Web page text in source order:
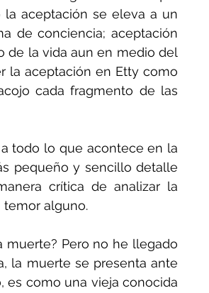
aceptación se eleva a un
de conciencia; aceptación
de la vida aun en medio del
la aceptación en Etty como
cada fragmento de las
todo lo que acontece en la
pequeño y sencillo detalle
crítica de analizar la
temor alguno.
muerte? Pero no he llegado
la muerte se presenta ante
es como una vieja conocida